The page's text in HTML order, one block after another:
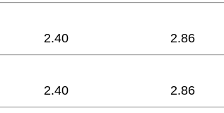
2.40 2.86
2.40 2.86